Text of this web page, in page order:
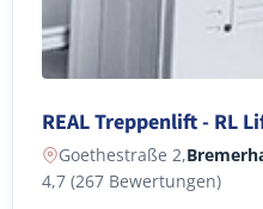
REAL Treppenlift - RL
Goethestraße 2,
4,7 (267 Bewertungen)